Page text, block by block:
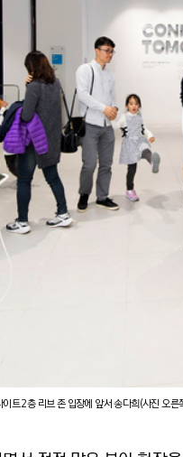
트 2층 리브 존 입장에 앞서 송다희(사진 오